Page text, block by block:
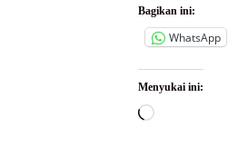
Bagikan ini:
WhatsApp
Menyukai ini:
Memuat...